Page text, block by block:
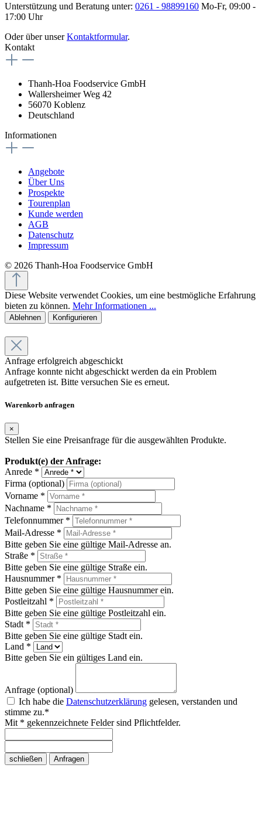
Unterstützung und Beratung unter: 0261 - 98899160 Mo-Fr, 09:00 -
17:00 Uhr
Oder über unserKontaktformular.
Kontakt
Thanh-Hoa Foodservice GmbH
Wallersheimer Weg 42
56070 Koblenz
Deutschland
Informationen
Angebote
Über Uns
Prospekte
Tourenplan
Kunde werden
AGB
Datenschutz
Impressum
© 2026 Thanh-Hoa Foodservice GmbH
Diese Website verwendet Cookies, um eine bestmögliche Erfahrung
bieten zu können. Mehr Informationen ...
Ablehnen Konfigurieren
Anfrage erfolgreich abgeschickt
Anfrage konnte nicht abgeschickt werden da ein Problem
aufgetreten ist. Bitte versuchen Sie es erneut.
Warenkorb anfragen
×
Stellen Sie eine Preisanfrage für die ausgewählten Produkte.
Produkt(e) der Anfrage:
Anrede *
Firma (optional)
Vorname *
Nachname *
Telefonnummer *
Mail-Adresse *
Bitte geben Sie eine gültige Mail-Adresse an.
Straße *
Bitte geben Sie eine gültige Straße ein.
Hausnummer *
Bitte geben Sie eine gültige Hausnummer ein.
Postleitzahl *
Bitte geben Sie eine gültige Postleitzahl ein.
Stadt *
Bitte geben Sie eine gültige Stadt ein.
Land *
Bitte geben Sie ein gültiges Land ein.
Anfrage (optional)
Ich habe die Datenschutzerklärung gelesen, verstanden und
stimme zu.*
Mit * gekennzeichnete Felder sind Pflichtfelder.
schließen Anfragen